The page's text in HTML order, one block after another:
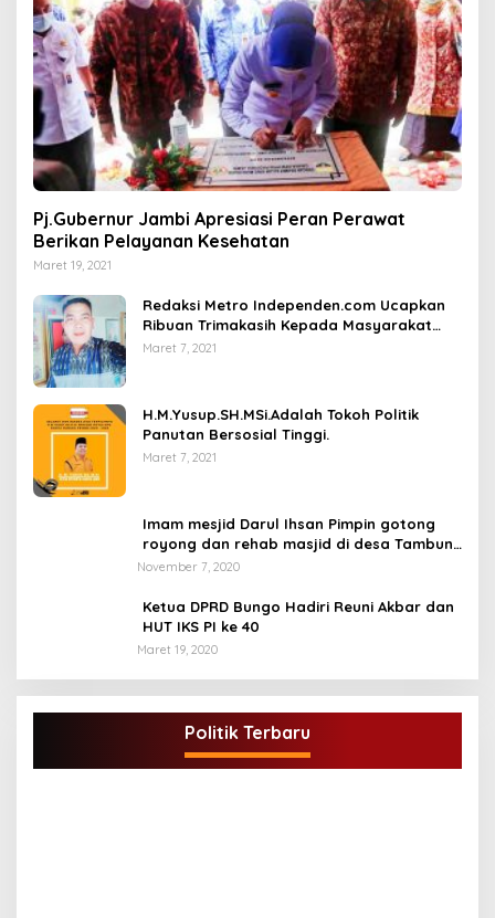
Pj.Gubernur Jambi Apresiasi Peran Perawat
Berikan Pelayanan Kesehatan
Maret 19, 2021
Redaksi Metro Independen.com Ucapkan
Ribuan Trimakasih Kepada Masyarakat
Pengunjung Dan Pembaca.
Maret 7, 2021
H.M.Yusup.SH.MSi.Adalah Tokoh Politik
Panutan Bersosial Tinggi.
Maret 7, 2021
Imam mesjid Darul Ihsan Pimpin gotong
royong dan rehab masjid di desa Tambun
Arang Kecamatan Sumay, kabupaten tebo
November 7, 2020
Ketua DPRD Bungo Hadiri Reuni Akbar dan
HUT IKS PI ke 40
Maret 19, 2020
Politik Terbaru
DPD Partai Golkar,Muscam Ke-X Dalam
Rangka Pemilihan Ketua PK.
Juli 5, 2021